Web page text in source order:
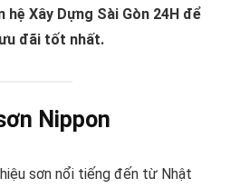
hệ Xây Dựng Sài Gòn 24H để
đãi tốt nhất.
Nippon
sơn nổi tiếng đến từ Nhật